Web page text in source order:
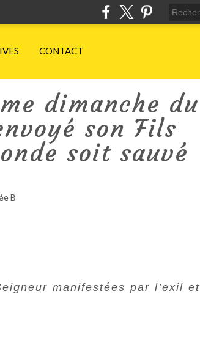
CONTACT
dimanche du
son Fils
soit sauvé
B
manifestées par l’exil et